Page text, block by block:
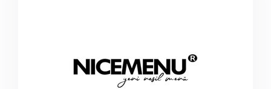
nicemenu.com.tr